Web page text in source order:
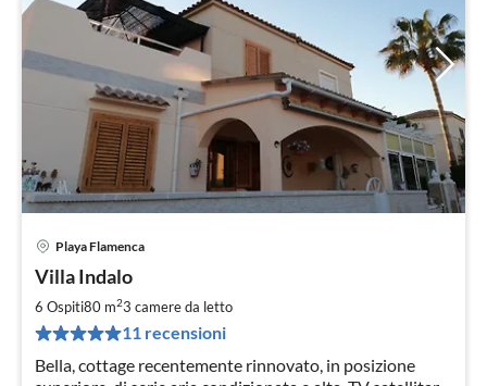
Playa Flamenca
Villa Indalo
6 Ospiti80 m23 camere da letto
11 recensioni
Bella, cottage recentemente rinnovato, in posizione